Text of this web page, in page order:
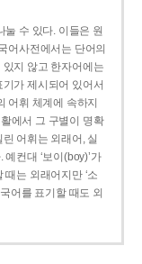
눌 수 있다. 이들은 원
어사전에서는 단어의
지 않고 한자어에는
가 제시되어 있어서
어휘 체계에 속하지
에서 그 구별이 명확
어휘는 외래어, 실
컨대 ‘보이(boy)’가
때는 외래어지만 ‘소
어를 표기할 때도 외